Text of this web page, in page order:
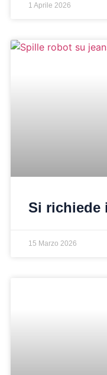
1 Aprile 2026
Si richiede
15 Marzo 2026